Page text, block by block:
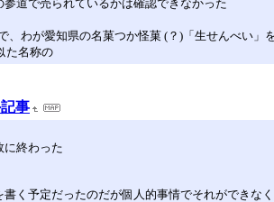
道で売られているかは確認できなかった
、わが愛知県の名菓つか怪菓 (？)「生せんべい
た名称の
事
に終わった
く予定だったのだが個人的事情でそれができなく